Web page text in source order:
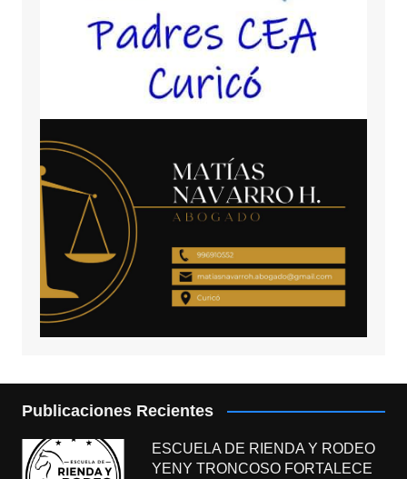
Publicaciones Recientes
ESCUELA DE RIENDA Y RODEO
YENY TRONCOSO FORTALECE